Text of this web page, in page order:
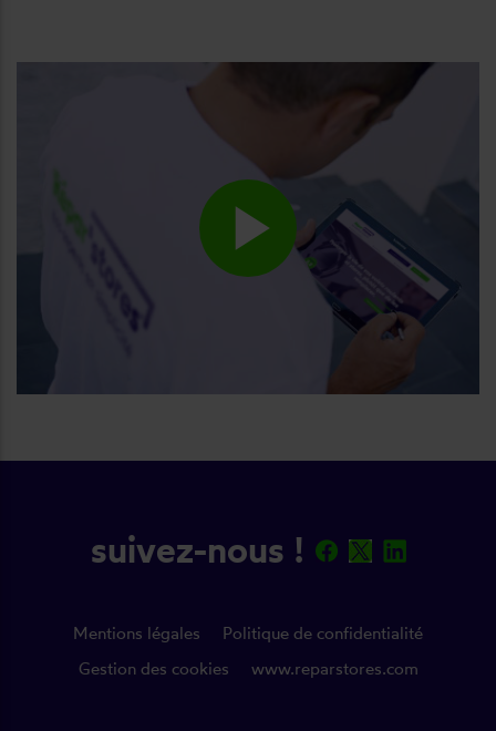
play_arrow
suivez-nous !
Mentions légales
Politique de confidentialité
Gestion des cookies
www.reparstores.com